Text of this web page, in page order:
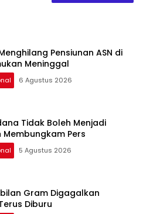
Pensiunan ASN di
Meninggal
6 Agustus 2026
Tidak Boleh Menjadi
Membungkam Pers
5 Agustus 2026
Gram Digagalkan
Diburu